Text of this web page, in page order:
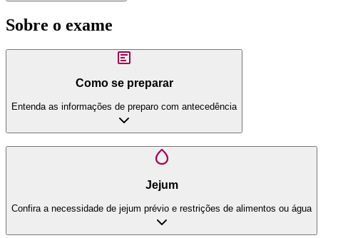
Sobre o exame
Como se preparar
Entenda as informações de preparo com antecedência
Jejum
Confira a necessidade de jejum prévio e restrições de alimentos ou água